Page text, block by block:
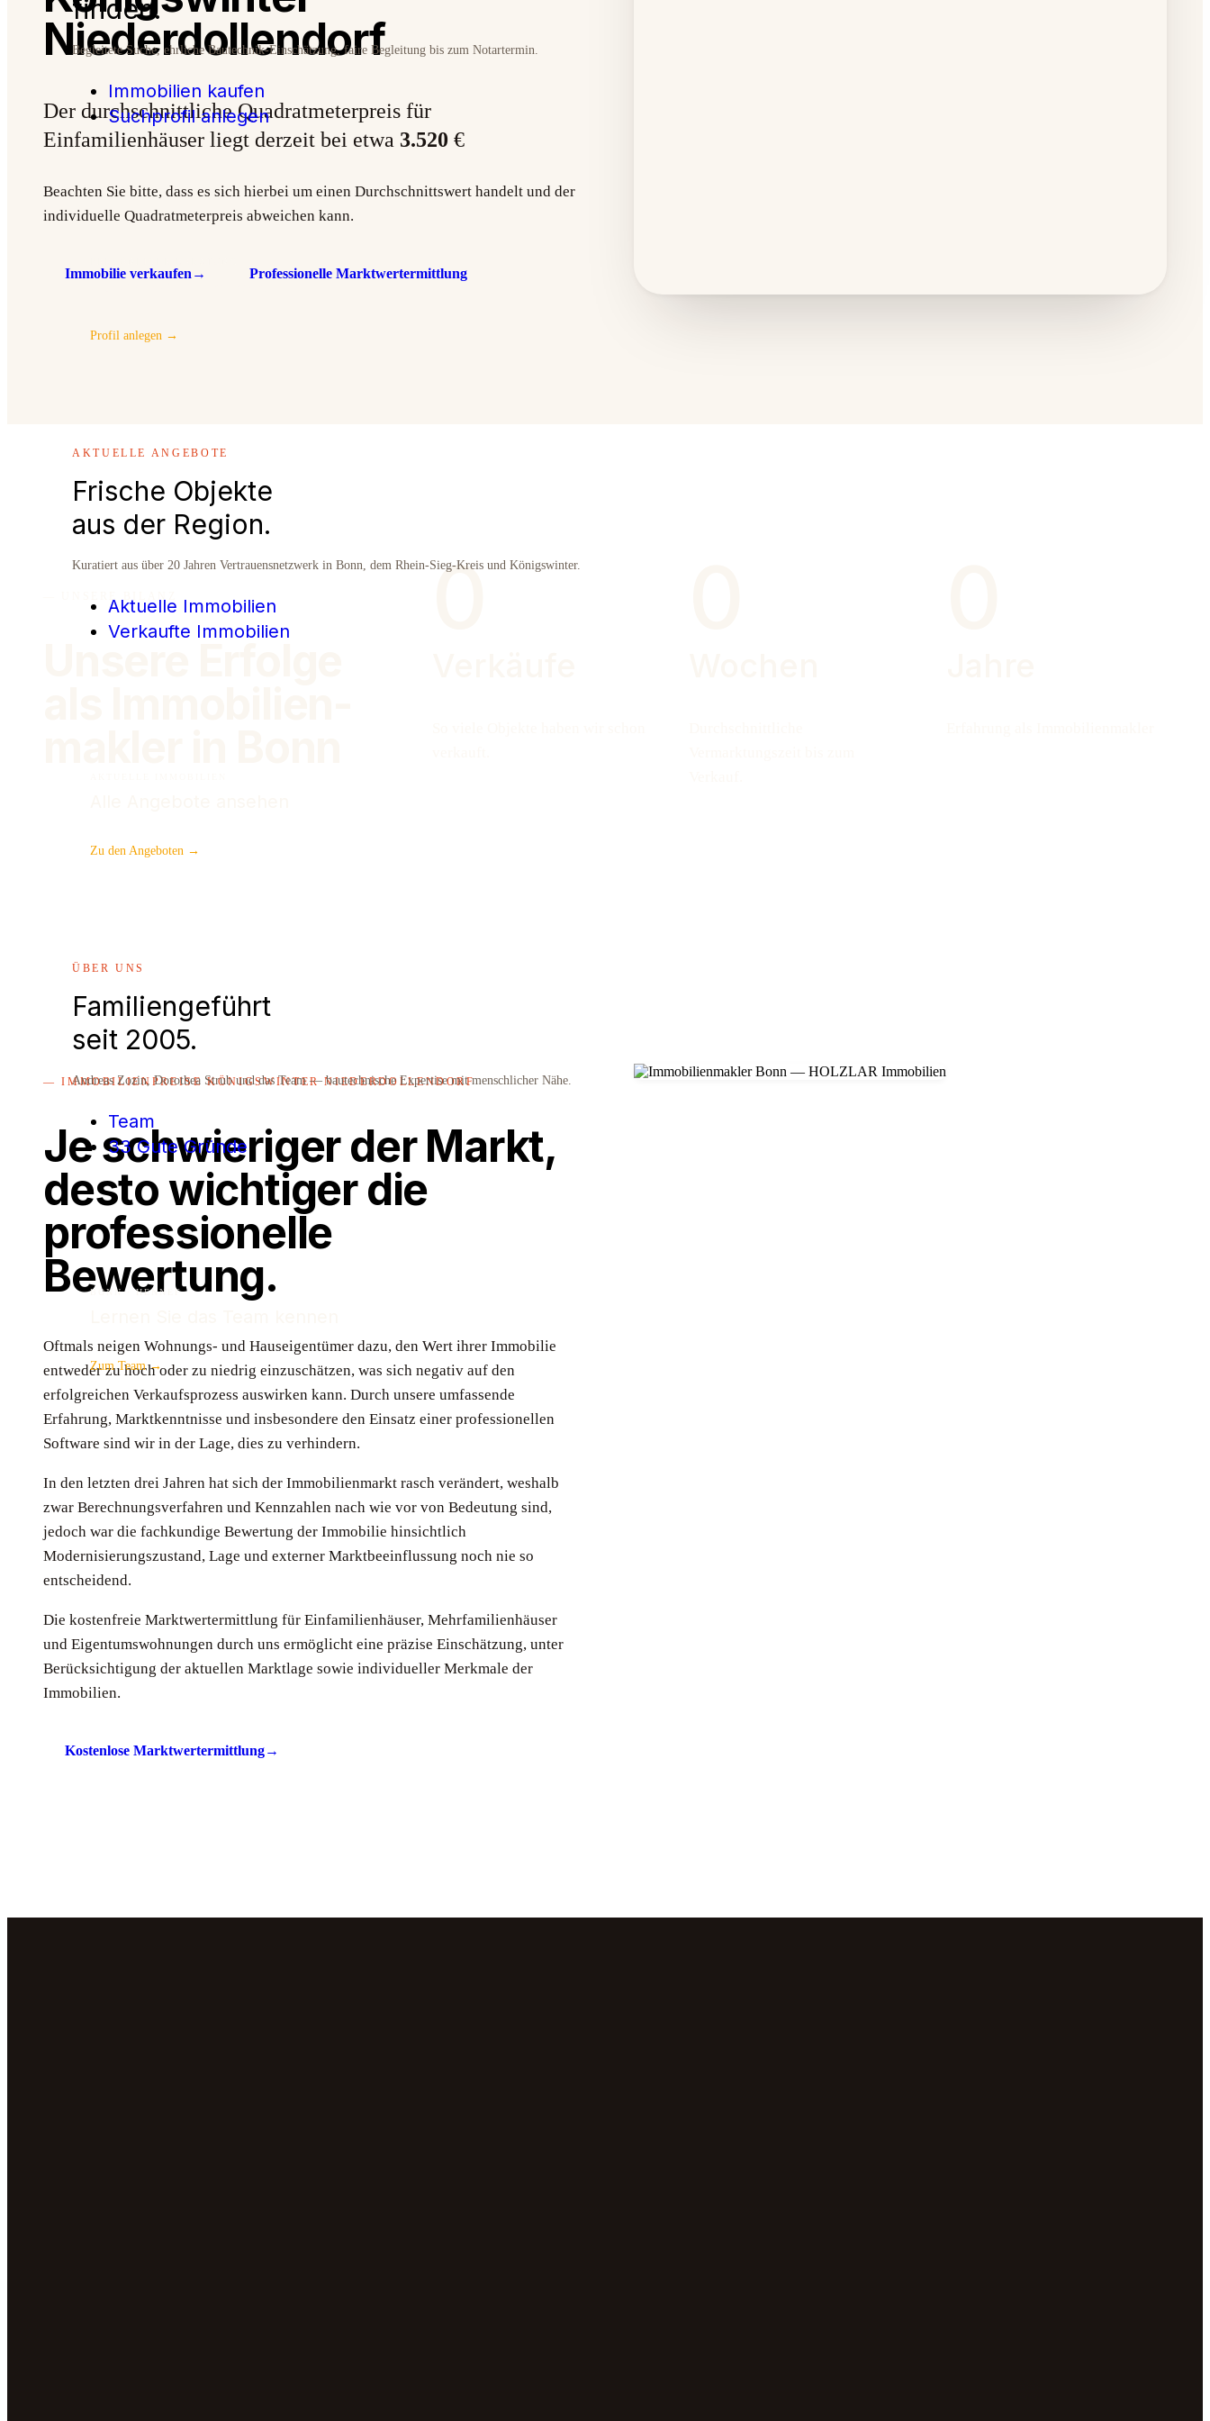
finden.
Begleitete Suche, ehrliche Bautechnik-Einschätzung, faire Begleitung bis zum Notartermin.
Immobilien kaufen
Suchprofil anlegen
Profil anlegen →
AKTUELLE ANGEBOTE
Frische Objekte
aus der Region.
Kuratiert aus über 20 Jahren Vertrauensnetzwerk in Bonn, dem Rhein-Sieg-Kreis und Königswinter.
Aktuelle Immobilien
Verkaufte Immobilien
Zu den Angeboten →
ÜBER UNS
Familiengeführt
seit 2005.
Andreas Zozin, Dorothea Strub und das Team — bautechnische Expertise mit menschlicher Nähe.
Team
33 Gute Gründe
BONN · HENNEF
Zum Team →
Niederdollendorf
Der durchschnittliche Quadratmeterpreis für
Einfamilienhäuser liegt derzeit bei etwa 3.520 €
Beachten Sie bitte, dass es sich hierbei um einen Durchschnittswert handelt und der
individuelle Quadratmeterpreis abweichen kann.
Immobilie verkaufen→ Professionelle Marktwertermittlung
0
— IMMOBILIENPREISE KÖNIGSWINTER NIEDERDOLLENDORF
Je schwieriger der Markt,
desto wichtiger die
professionelle
Bewertung.
Oftmals neigen Wohnungs- und Hauseigentümer dazu, den Wert ihrer Immobilie
entweder zu hoch oder zu niedrig einzuschätzen, was sich negativ auf den
erfolgreichen Verkaufsprozess auswirken kann. Durch unsere umfassende
Erfahrung, Marktkenntnisse und insbesondere den Einsatz einer professionellen
Software sind wir in der Lage, dies zu verhindern.
In den letzten drei Jahren hat sich der Immobilienmarkt rasch verändert, weshalb
zwar Berechnungsverfahren und Kennzahlen nach wie vor von Bedeutung sind,
jedoch war die fachkundige Bewertung der Immobilie hinsichtlich
Modernisierungszustand, Lage und externer Marktbeeinflussung noch nie so
entscheidend.
Die kostenfreie Marktwertermittlung für Einfamilienhäuser, Mehrfamilienhäuser
und Eigentumswohnungen durch uns ermöglicht eine präzise Einschätzung, unter
Berücksichtigung der aktuellen Marktlage sowie individueller Merkmale der
Immobilien.
Kostenlose Marktwertermittlung→